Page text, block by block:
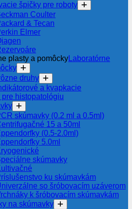
špičky pre roboty
Coulter
& Tecan
Elmer
Laboratórne
druhy
a kvapkacie
pre histopatológiu
skúmavky (0.2 ml a 0.5ml)
15 a 50ml
(0.5-2.0ml)
5.0ml
skúmavky
ku skúmavkám
so šróbovacím uzáverom
k šróbovacím skúmavkám
na skúmavky